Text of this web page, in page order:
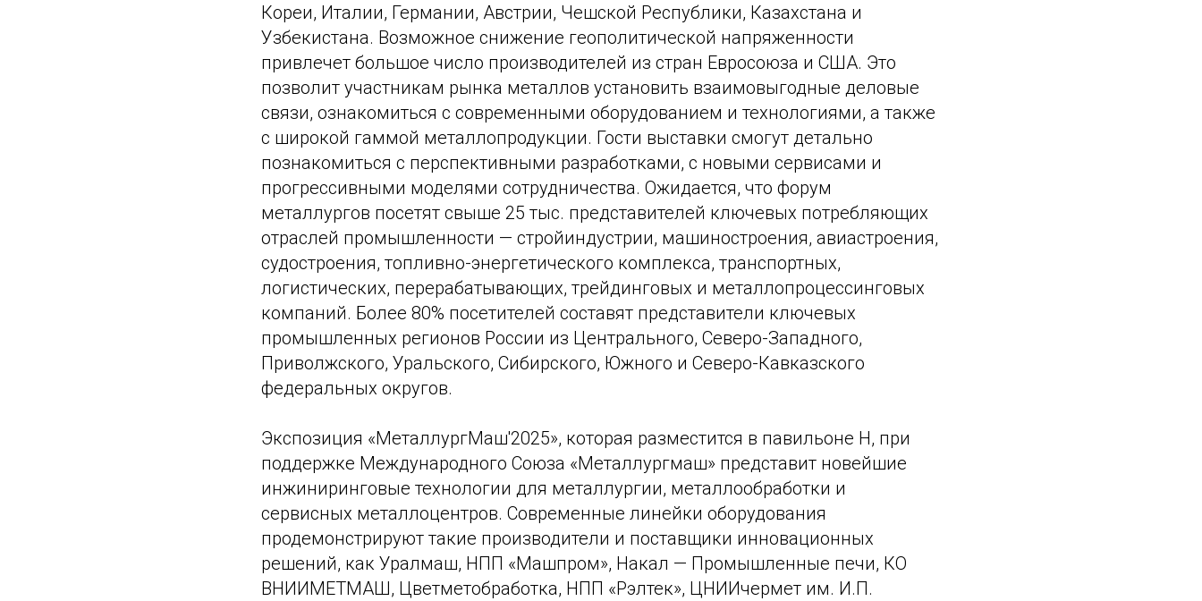
Кореи, Италии, Германии, Австрии, Чешской Республики, Казахстана и
Узбекистана. Возможное снижение геополитической напряженности
привлечет большое число производителей из стран Евросоюза и США. Это
позволит участникам рынка металлов установить взаимовыгодные деловые
связи, ознакомиться с современными оборудованием и технологиями, а также
с широкой гаммой металлопродукции. Гости выставки смогут детально
познакомиться с перспективными разработками, с новыми сервисами и
прогрессивными моделями сотрудничества. Ожидается, что форум
металлургов посетят свыше 25 тыс. представителей ключевых потребляющих
отраслей промышленности — стройиндустрии, машиностроения, авиастроения,
судостроения, топливно-энергетического комплекса, транспортных,
логистических, перерабатывающих, трейдинговых и металлопроцессинговых
компаний. Более 80% посетителей составят представители ключевых
промышленных регионов России из Центрального, Северо-Западного,
Приволжского, Уральского, Сибирского, Южного и Северо-Кавказского
федеральных округов.
Экспозиция «МеталлургМаш'2025», которая разместится в павильоне H, при
поддержке Международного Союза «Металлургмаш» представит новейшие
инжиниринговые технологии для металлургии, металлообработки и
сервисных металлоцентров. Современные линейки оборудования
продемонстрируют такие производители и поставщики инновационных
решений, как Уралмаш, НПП «Машпром», Накал — Промышленные печи, КО
ВНИИМЕТМАШ, Цветметобработка, НПП «Рэлтек», ЦНИИчермет им. И.П.